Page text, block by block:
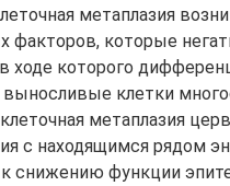
метаплазия
факторов, которые
которого
клетки
метаплазия
с находящимся рядом
снижению функции